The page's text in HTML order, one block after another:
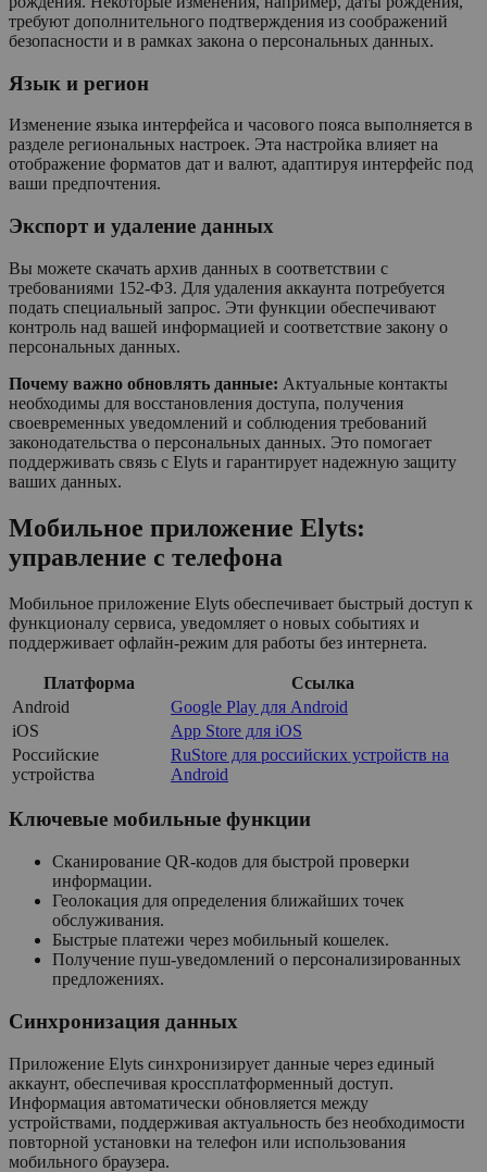
требуют дополнительного подтверждения из соображений
безопасности и в рамках закона о персональных данных.
Язык и регион
Изменение языка интерфейса и часового пояса выполняется в
разделе региональных настроек. Эта настройка влияет на
отображение форматов дат и валют, адаптируя интерфейс под
ваши предпочтения.
Экспорт и удаление данных
Вы можете скачать архив данных в соответствии с
требованиями 152-ФЗ. Для удаления аккаунта потребуется
подать специальный запрос. Эти функции обеспечивают
контроль над вашей информацией и соответствие закону о
персональных данных.
Почему важно обновлять данные: Актуальные контакты
необходимы для восстановления доступа, получения
своевременных уведомлений и соблюдения требований
законодательства о персональных данных. Это помогает
поддерживать связь с Elyts и гарантирует надежную защиту
ваших данных.
Мобильное приложение Elyts:
управление с телефона
Мобильное приложение Elyts обеспечивает быстрый доступ к
функционалу сервиса, уведомляет о новых событиях и
поддерживает офлайн-режим для работы без интернета.
Платформа
Ссылка
Android
Google Play для Android
iOS
App Store для iOS
Российские
устройства
RuStore для российских устройств на
Android
Ключевые мобильные функции
Сканирование QR-кодов для быстрой проверки
информации.
Геолокация для определения ближайших точек
обслуживания.
Быстрые платежи через мобильный кошелек.
Получение пуш-уведомлений о персонализированных
предложениях.
Синхронизация данных
Приложение Elyts синхронизирует данные через единый
аккаунт, обеспечивая кроссплатформенный доступ.
Информация автоматически обновляется между
устройствами, поддерживая актуальность без необходимости
повторной установки на телефон или использования
мобильного браузера.